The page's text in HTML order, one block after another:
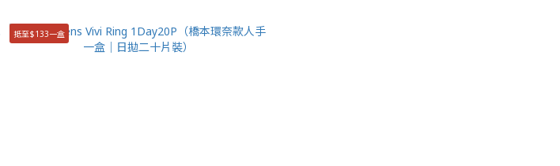
抵至$133一盒